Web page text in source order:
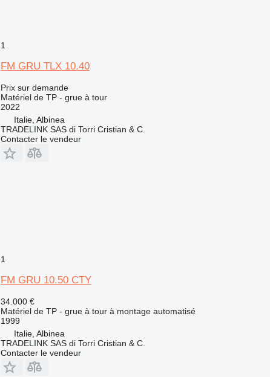
1
FM GRU TLX 10.40
Prix sur demande
Matériel de TP - grue à tour
2022
Italie, Albinea
TRADELINK SAS di Torri Cristian & C.
Contacter le vendeur
1
FM GRU 10.50 CTY
34.000 €
Matériel de TP - grue à tour à montage automatisé
1999
Italie, Albinea
TRADELINK SAS di Torri Cristian & C.
Contacter le vendeur